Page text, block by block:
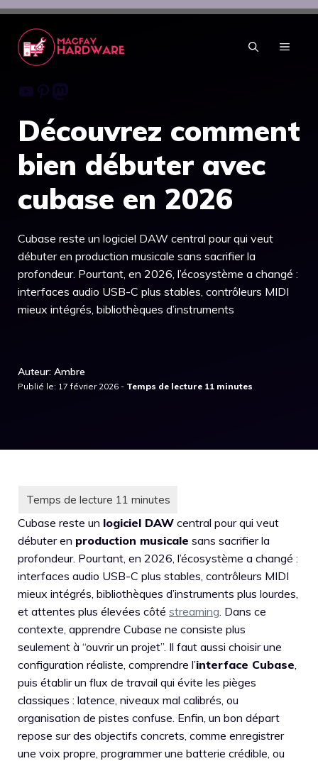
Aller
contenu
MENU
Youtube
Pinterest
Mastodon
Découvrez comment
bien débuter avec
cubase en 2026
Cubase reste un logiciel DAW central pour qui veut
débuter en production musicale sans sacrifier la
profondeur. Pourtant, en 2026, l’écosystème a changé :
interfaces audio USB-C plus stables, contrôleurs MIDI
mieux intégrés, bibliothèques d’instruments
Auteur: Ambre
Publié le: 17 février 2026 -
Cubase reste un logiciel DAW central pour qui veut
débuter en production musicale sans sacrifier la
profondeur. Pourtant, en 2026, l’écosystème a changé :
interfaces audio USB-C plus stables, contrôleurs MIDI
mieux intégrés, bibliothèques d’instruments plus lourdes,
et attentes plus élevées côté streaming. Dans ce
contexte, apprendre Cubase ne consiste plus
seulement à “ouvrir un projet”. Il faut aussi choisir une
configuration réaliste, comprendre l’interface Cubase,
puis établir un flux de travail qui évite les pièges
classiques : latence, niveaux mal calibrés, ou
organisation de pistes confuse. Enfin, un bon départ
repose sur des objectifs concrets, comme enregistrer
une voix propre, programmer une batterie crédible, ou